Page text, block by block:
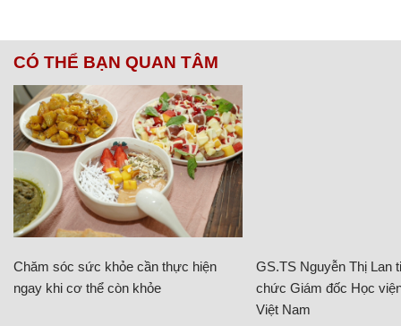
CÓ THỂ BẠN QUAN TÂM
Chăm sóc sức khỏe cần thực hiện
ngay khi cơ thể còn khỏe
GS.TS Nguyễn Thị Lan
chức Giám đốc Học
Việt Nam